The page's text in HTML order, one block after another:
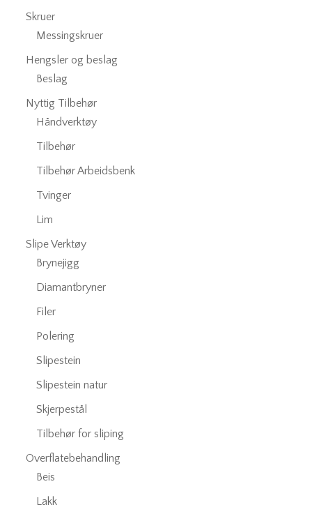
Skruer
Messingskruer
Hengsler og beslag
Beslag
Nyttig Tilbehør
Håndverktøy
Tilbehør
Tilbehør Arbeidsbenk
Tvinger
Lim
Slipe Verktøy
Brynejigg
Diamantbryner
Filer
Polering
Slipestein
Slipestein natur
Skjerpestål
Tilbehør for sliping
Overflatebehandling
Beis
Lakk